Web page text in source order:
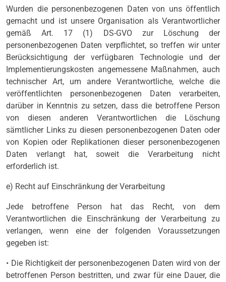
Wurden die personenbezogenen Daten von uns öffentlich
gemacht und ist unsere Organisation als Verantwortlicher
gemäß Art. 17 (1) DS-GVO zur Löschung der
personenbezogenen Daten verpflichtet, so treffen wir unter
Berücksichtigung der verfügbaren Technologie und der
Implementierungskosten angemessene Maßnahmen, auch
technischer Art, um andere Verantwortliche, welche die
veröffentlichten personenbezogenen Daten verarbeiten,
darüber in Kenntnis zu setzen, dass die betroffene Person
von diesen anderen Verantwortlichen die Löschung
sämtlicher Links zu diesen personenbezogenen Daten oder
von Kopien oder Replikationen dieser personenbezogenen
Daten verlangt hat, soweit die Verarbeitung nicht
erforderlich ist.
e) Recht auf Einschränkung der Verarbeitung
Jede betroffene Person hat das Recht, von dem
Verantwortlichen die Einschränkung der Verarbeitung zu
verlangen, wenn eine der folgenden Voraussetzungen
gegeben ist:
• Die Richtigkeit der personenbezogenen Daten wird von der
betroffenen Person bestritten, und zwar für eine Dauer, die